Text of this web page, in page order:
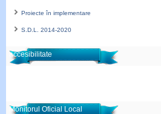
Proiecte în implementare
S.D.L. 2014-2020
accesibilitate
Monitorul Oficial Local